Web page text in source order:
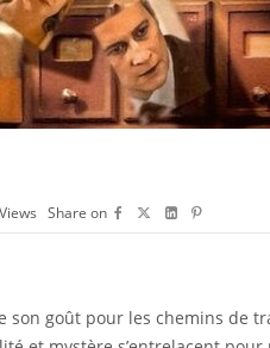
Views Share on
son goût pour les chemins de